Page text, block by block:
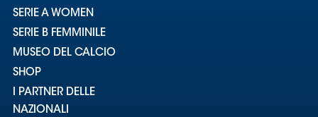
SERIE A WOMEN
SERIE B FEMMINILE
MUSEO DEL CALCIO
SHOP
I PARTNER DELLE
NAZIONALI